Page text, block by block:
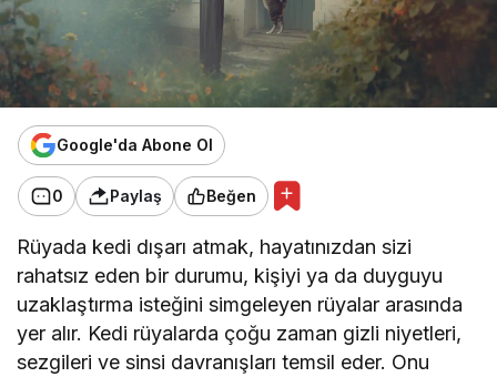
Google'da Abone Ol
0 Paylaş Beğen
Rüyada kedi dışarı atmak, hayatınızdan sizi
rahatsız eden bir durumu, kişiyi ya da duyguyu
uzaklaştırma isteğini simgeleyen rüyalar arasında
yer alır. Kedi rüyalarda çoğu zaman gizli niyetleri,
sezgileri ve sinsi davranışları temsil eder. Onu